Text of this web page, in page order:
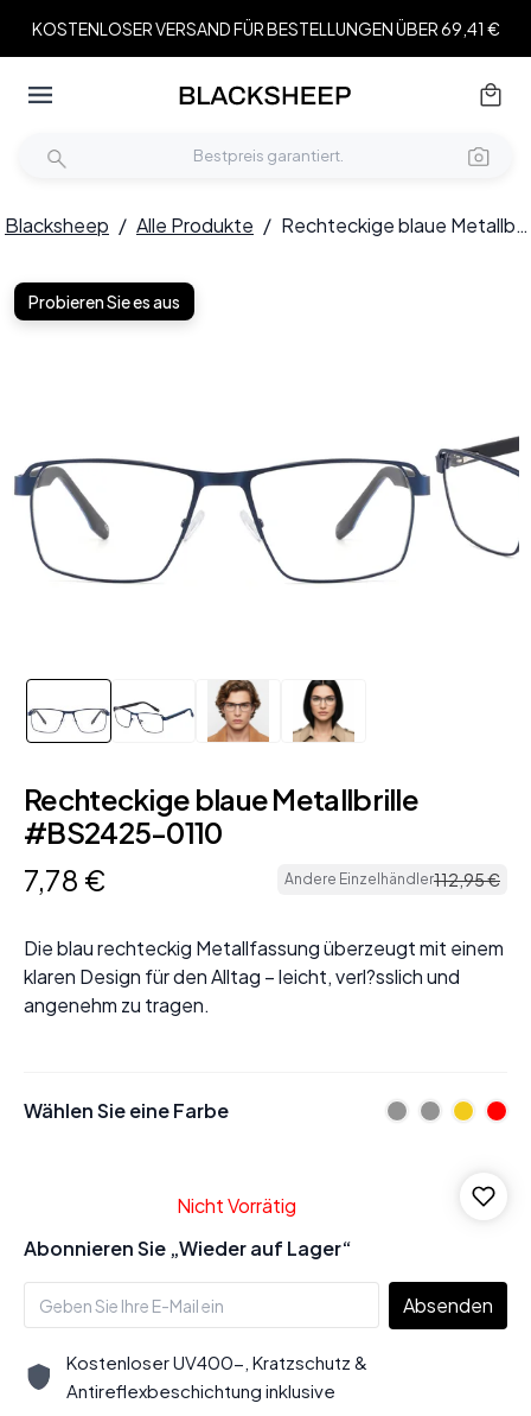
KOSTENLOSER VERSAND FÜR BESTELLUNGEN ÜBER 69,41 €
Blacksheep / Alle Produkte / Rechteckige blaue Metallbrille #BS2425-0110
Probieren Sie es aus
Rechteckige blaue Metallbrille
#BS2425-0110
7,78 € Andere Einzelhändler112,95€
Die blau rechteckig Metallfassung überzeugt mit einem
klaren Design für den Alltag – leicht, verl?sslich und
angenehm zu tragen.
Wählen Sie eine Farbe
Nicht Vorrätig
Abonnieren Sie „Wieder auf Lager“
Absenden
Kostenloser UV400-, Kratzschutz &
Antireflexbeschichtung inklusive